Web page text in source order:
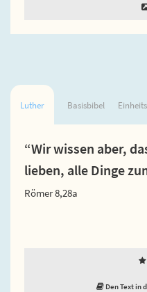
Luther Basisbibel
“Wir wissen aber,
lieben, alle Dinge
Römer 8,28a
Den Text in